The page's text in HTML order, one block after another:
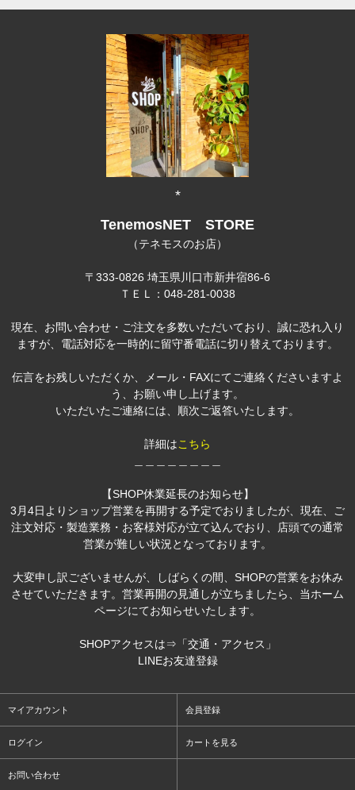
*
TenemosNET STORE
（テネモスのお店）
〒333-0826 埼玉県川口市新井宿86-6
ＴＥＬ：048-281-0038
現在、お問い合わせ・ご注文を多数いただいており、誠に恐れ入り
ますが、電話対応を一時的に留守番電話に切り替えております。
伝言をお残しいただくか、メール・FAXにてご連絡くださいますよ
う、お願い申し上げます。
いただいたご連絡には、順次ご返答いたします。
詳細はこちら
【SHOP休業延長のお知らせ】
3月4日よりショップ営業を再開する予定でおりましたが、現在、ご
注文対応・製造業務・お客様対応が立て込んでおり、店頭での通常
営業が難しい状況となっております。
大変申し訳ございませんが、しばらくの間、SHOPの営業をお休み
させていただきます。営業再開の見通しが立ちましたら、当ホーム
ページにてお知らせいたします。
SHOPアクセスは⇒ 「交通・アクセス」
LINEお友達登録
マイアカウント 会員登録
ログイン カートを見る
お問い合わせ